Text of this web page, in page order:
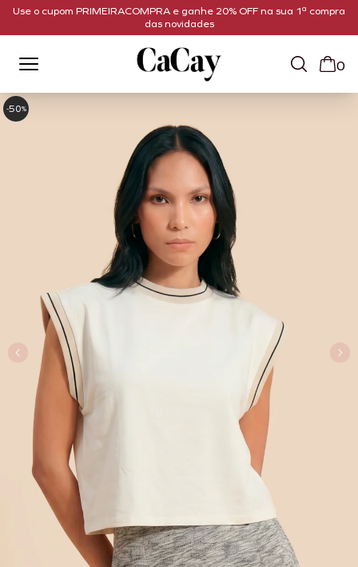
Use o cupom PRIMEIRACOMPRA e ganhe 20% OFF na sua 1ª compra
das novidades
0
-50%